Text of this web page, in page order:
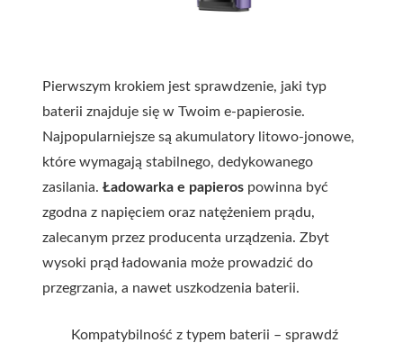
Pierwszym krokiem jest sprawdzenie, jaki typ
baterii znajduje się w Twoim e-papierosie.
Najpopularniejsze są akumulatory litowo-jonowe,
które wymagają stabilnego, dedykowanego
zasilania. Ładowarka e papieros powinna być
zgodna z napięciem oraz natężeniem prądu,
zalecanym przez producenta urządzenia. Zbyt
wysoki prąd ładowania może prowadzić do
przegrzania, a nawet uszkodzenia baterii.
Kompatybilność z typem baterii – sprawdź